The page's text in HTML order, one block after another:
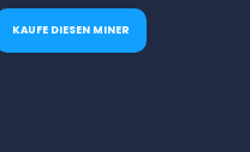
KAUFE DIESEN MINER